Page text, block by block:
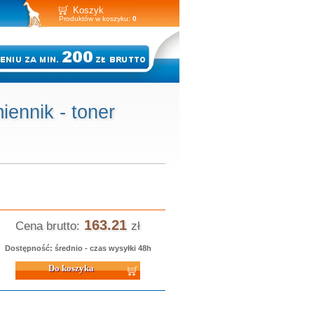
Koszyk
Produktów w koszyku: 0
- toner
Cena brutto: 163.21 zł
Dostępność: średnio - czas wysyłki 48h
koszyka